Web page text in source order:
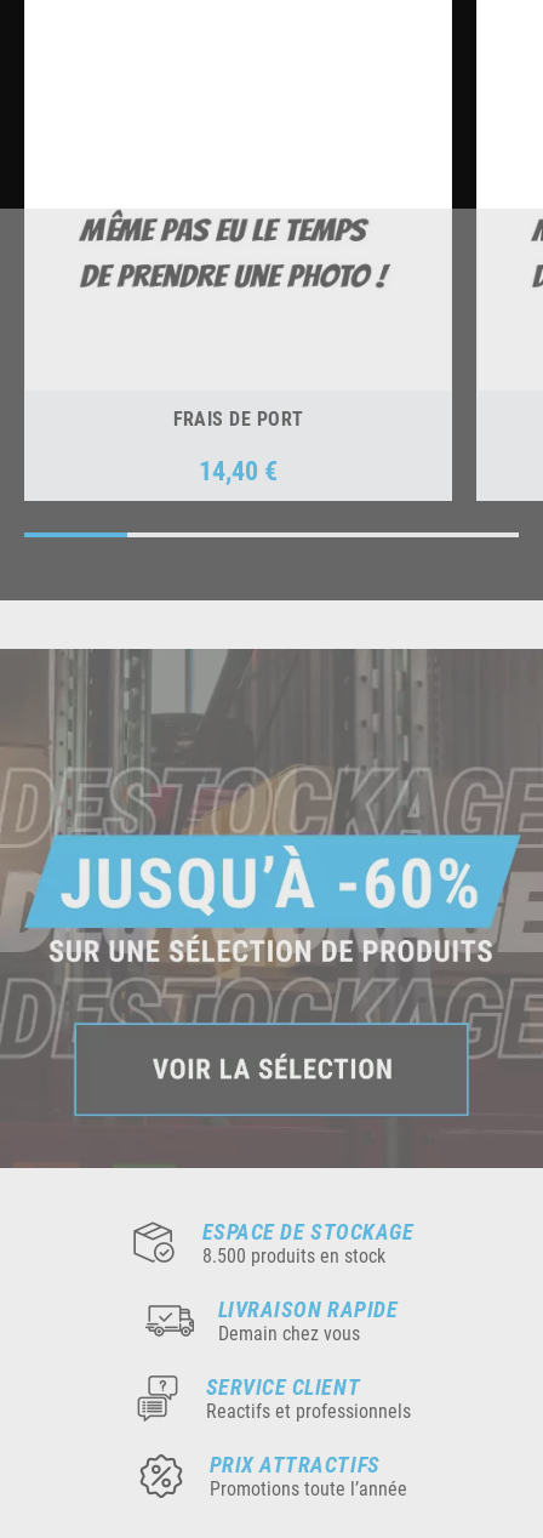
FRAIS DE PORT
Prix
14,40 €
ESPACE DE STOCKAGE
8.500 produits en stock
LIVRAISON RAPIDE
Demain chez vous
SERVICE CLIENT
Reactifs et professionnels
PRIX ATTRACTIFS
Promotions toute l’année